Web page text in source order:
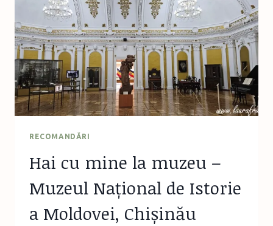
CURS
DE
PREGĂTIRE
PENTRU
KET/PET
RECOMANDĂRI
Hai cu mine la muzeu –
Muzeul Național de Istorie
a Moldovei, Chișinău